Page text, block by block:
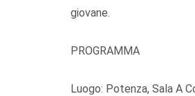
giovane.
PROGRAMMA
Luogo: Potenza, Sala A